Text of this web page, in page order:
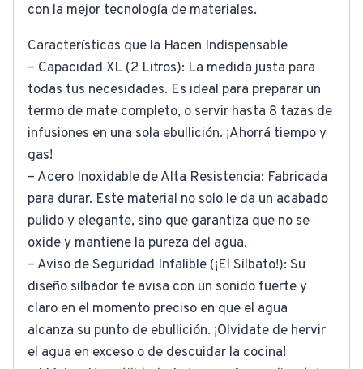
con la mejor tecnología de materiales.
Características que la Hacen Indispensable
– Capacidad XL (2 Litros): La medida justa para
todas tus necesidades. Es ideal para preparar un
termo de mate completo, o servir hasta 8 tazas de
infusiones en una sola ebullición. ¡Ahorrá tiempo y
gas!
– Acero Inoxidable de Alta Resistencia: Fabricada
para durar. Este material no solo le da un acabado
pulido y elegante, sino que garantiza que no se
oxide y mantiene la pureza del agua.
– Aviso de Seguridad Infalible (¡El Silbato!): Su
diseño silbador te avisa con un sonido fuerte y
claro en el momento preciso en que el agua
alcanza su punto de ebullición. ¡Olvidate de hervir
el agua en exceso o de descuidar la cocina!